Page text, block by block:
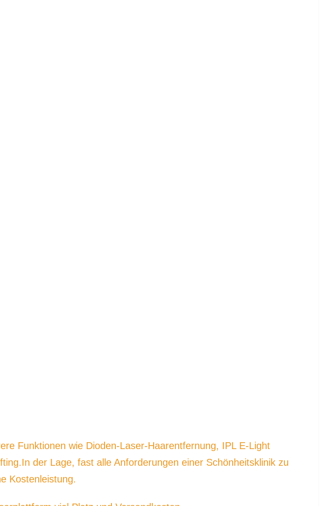
Funktionen wie Dioden-Laser-Haarentfernung, IPL E-Light
der Lage, fast alle Anforderungen einer Schönheitsklinik zu
Kostenleistung.